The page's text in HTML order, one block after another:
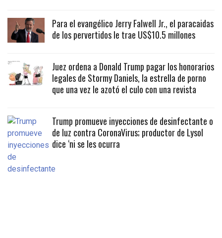
Para el evangélico Jerry Falwell Jr., el paracaidas
de los pervertidos le trae US$10.5 millones
Juez ordena a Donald Trump pagar los honorarios
legales de Stormy Daniels, la estrella de porno
que una vez le azotó el culo con una revista
Trump promueve inyecciones de desinfectante o
de luz contra CoronaVirus; productor de Lysol
dice ‘ni se les ocurra